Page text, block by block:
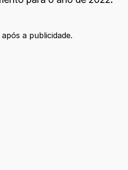
a publicidade.